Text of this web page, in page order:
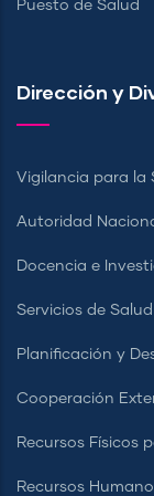
Puesto de Salud
Dirección y
Vigilancia para la
Autoridad
Docencia e
Servicios de Salud
Planificación y
Cooperación
Recursos Físicos
Recursos